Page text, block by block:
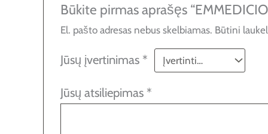
Būkite pirmas aprašęs
El. pašto adresas nebus skelbiamas. Būtini
Jūsų įvertinimas *
Jūsų atsiliepimas *